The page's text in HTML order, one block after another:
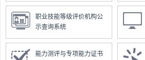
职业技能等级评价机构公
示查询系统
能力测评与专项能力证书